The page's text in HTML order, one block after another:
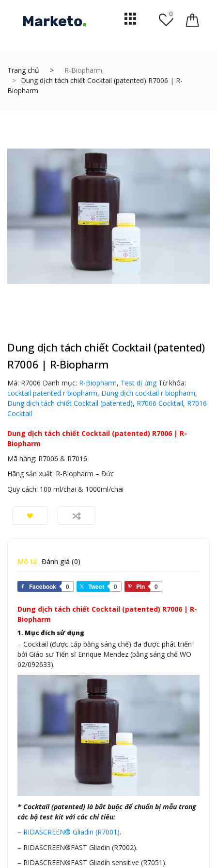
0
Trang chủ
R-Biopharm
Dung dịch tách chiết Cocktail (patented) R7006 | R-
Biopharm
Dung dịch tách chiết Cocktail (patented)
R7006 | R-Biopharm
Mã: R7006 Danh mục: R-Biopharm, Test dị ứng Từ khóa:
cocktail patented r biopharm, Dung dịch cocktail r biopharm,
Dung dịch tách chiết Cocktail (patented), R7006 Cocktail, R7016
Cocktail
Dung dịch tách chiết Cocktail (patented) R7006 | R-
Biopharm
Mã hàng: R7006 & R7016
Hãng sản xuất: R-Biopharm – Đức
Quy cách: 100 ml/chai & 1000ml/chai
Mô tả Đánh giá (0)
Facebook 0 Tweet 0 Pin 0
Dung dịch tách chiết Cocktail (patented) R7006 | R-
Biopharm
1. Mục đích sử dụng
– Cocktail (được cấp bằng sáng chế) đã được phát triển
bởi Giáo sư Tiến sĩ Enrique Mendez (bằng sáng chế WO
02/092633).
* Cocktail (patented) là bắt buộc để chuẩn bị mẫu trong
các bộ test kit với các chỉ tiêu:
– RIDASCREEN® Gliadin (R7001).
– RIDASCREEN®FAST Gliadin (R7002).
– RIDASCREEN®FAST Gliadin sensitive (R7051).